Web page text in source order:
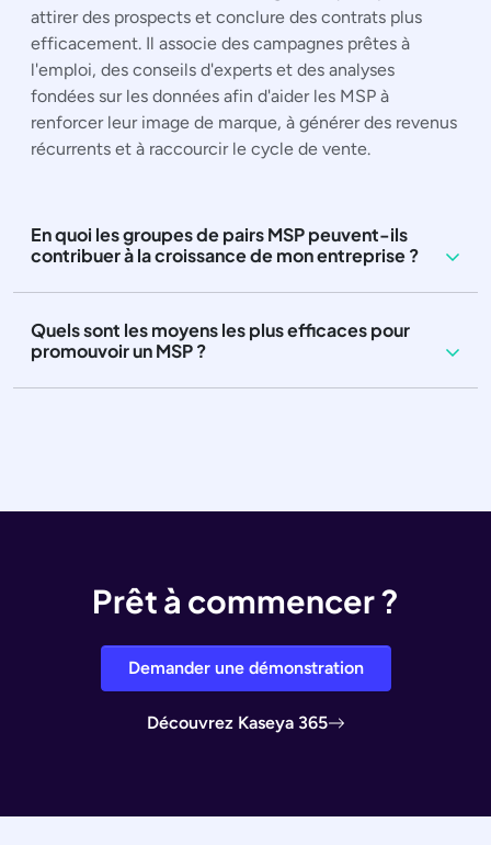
attirer des prospects et conclure des contrats plus
efficacement. Il associe des campagnes prêtes à
l'emploi, des conseils d'experts et des analyses
fondées sur les données afin d'aider les MSP à
renforcer leur image de marque, à générer des revenus
récurrents et à raccourcir le cycle de vente.
En quoi les groupes de pairs MSP peuvent-ils
contribuer à la croissance de mon entreprise ?
Quels sont les moyens les plus efficaces pour
promouvoir un MSP ?
Prêt à commencer ?
Demander une démonstration
Découvrez Kaseya 365